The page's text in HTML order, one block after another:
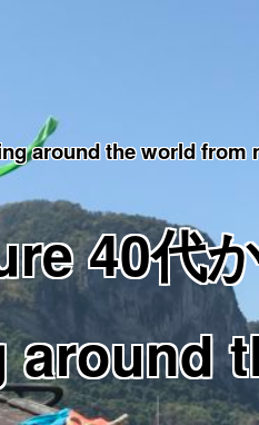
around the world from
40代
around